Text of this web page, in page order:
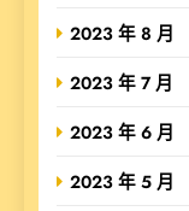
2023 年 8 月
2023 年 7 月
2023 年 6 月
2023 年 5 月